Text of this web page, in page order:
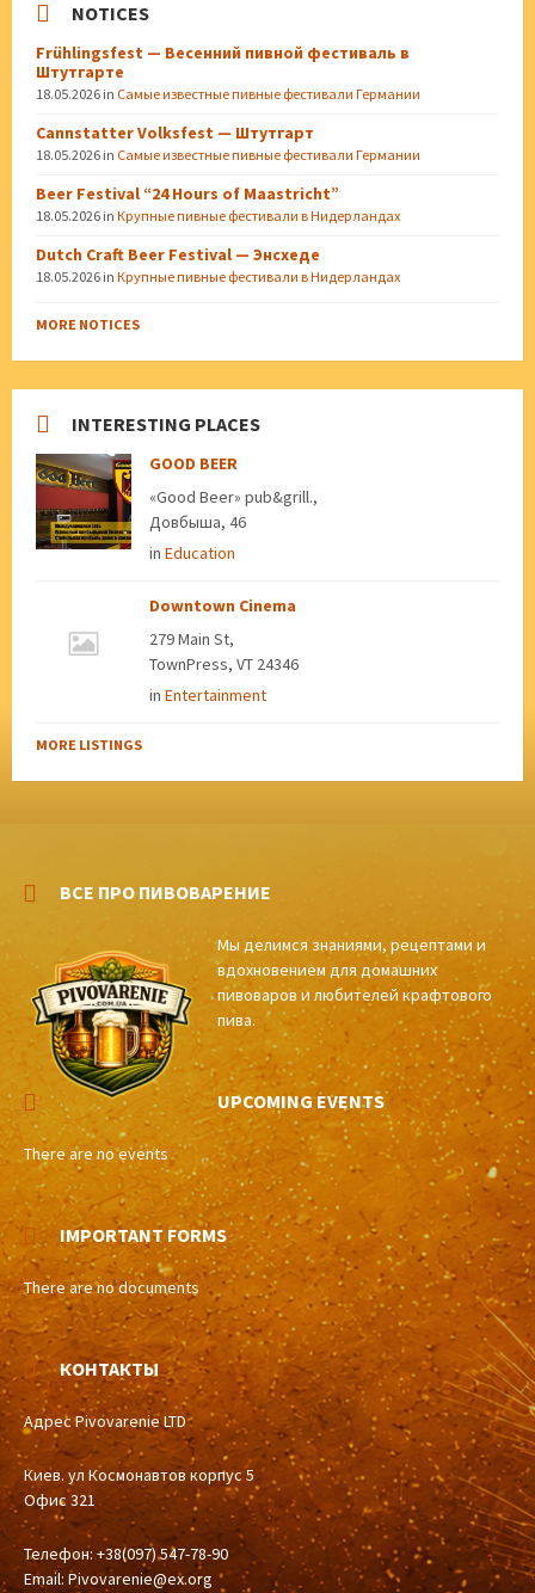
NOTICES
Frühlingsfest — Весенний пивной фестиваль в
Штутгарте
18.05.2026 in Самые известные пивные фестивали Германии
Cannstatter Volksfest — Штутгарт
18.05.2026 in Самые известные пивные фестивали Германии
Beer Festival “24 Hours of Maastricht”
18.05.2026 in Крупные пивные фестивали в Нидерландах
Dutch Craft Beer Festival — Энсхеде
18.05.2026 in Крупные пивные фестивали в Нидерландах
MORE NOTICES
INTERESTING PLACES
GOOD BEER
«Good Beer» pub&grill.,
Довбыша, 46
in Education
Downtown Cinema
279 Main St,
TownPress, VT 24346
in Entertainment
MORE LISTINGS
ВСЕ ПРО ПИВОВАРЕНИЕ
Мы делимся знаниями, рецептами и
вдохновением для домашних
пивоваров и любителей крафтового
пива.
UPCOMING EVENTS
There are no events
IMPORTANT FORMS
There are no documents
КОНТАКТЫ
Адрес Pivovarenie LTD
Киев. ул Космонавтов корпус 5
Офис 321
Телефон: +38(097) 547-78-90
Email: Pivovarenie@ex.org